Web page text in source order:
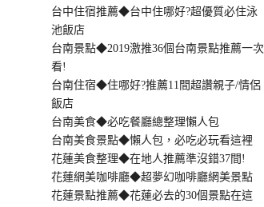
台中住宿推薦◆台中住哪好?超優質必住泳
池飯店
台南景點◆2019激推36個台南景點推薦一次
看!
台南住宿◆住哪好?推薦11間超讚親子/情侶
飯店
台南美食◆必吃餐廳總整理懶人包
台南美食景點◆懶人包，必吃必玩看這裡
花蓮美食整理◆在地人推薦準沒錯37間!
花蓮網美咖啡廳◆超夢幻咖啡廳網美景點
花蓮景點推薦◆花蓮必去的30個景點在這